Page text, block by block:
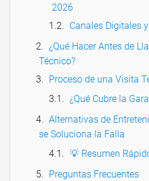
2026
Canales Digitales
¿Qué Hacer Antes de
Técnico?
Proceso de una Visita
¿Qué Cubre la
Alternativas de
se Soluciona la Falla
💡 Resumen
Preguntas Frecuentes